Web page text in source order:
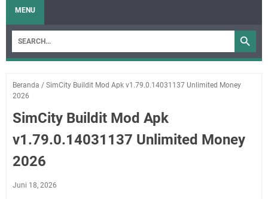
MENU
Beranda / SimCity Buildit Mod Apk v1.79.0.14031137 Unlimited Money
2026
SimCity Buildit Mod Apk
v1.79.0.14031137 Unlimited Money
2026
Juni 18, 2026